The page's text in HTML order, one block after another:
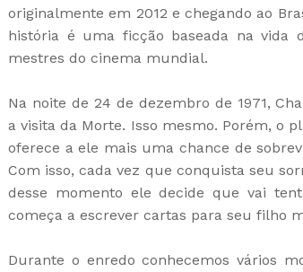
originalmente em 2012 e chegando ao
história é uma ficção baseada na vida
mestres do cinema mundial.
Na noite de 24 de dezembro de 1971,
a visita da Morte. Isso mesmo. Porém, o
oferece a ele mais uma chance de
Com isso, cada vez que conquista seu
desse momento ele decide que vai
começa a escrever cartas para seu filho
Durante o enredo conhecemos vários